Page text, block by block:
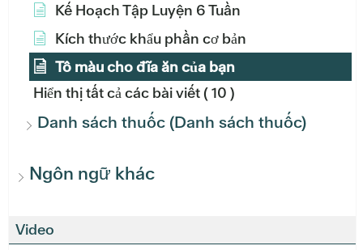
Kế Hoạch Tập Luyện 6 Tuần
Kích thước khẩu phần cơ bản
Tô màu cho đĩa ăn của bạn
Hiển thị tất cả các bài viết( 10 )
Danh sách thuốc (Danh sách thuốc)
Ngôn ngữ khác
Video